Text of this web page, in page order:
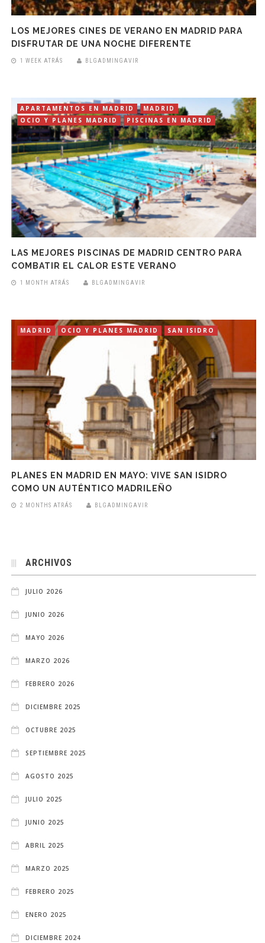
LOS MEJORES CINES DE VERANO EN MADRID PARA
DISFRUTAR DE UNA NOCHE DIFERENTE
1 WEEK ATRÁS BLGADMINGAVIR
APARTAMENTOS EN MADRID
MADRID
OCIO Y PLANES MADRID
PISCINAS EN MADRID
LAS MEJORES PISCINAS DE MADRID CENTRO PARA
COMBATIR EL CALOR ESTE VERANO
1 MONTH ATRÁS BLGADMINGAVIR
MADRID OCIO Y PLANES MADRID SAN ISIDRO
PLANES EN MADRID EN MAYO: VIVE SAN ISIDRO
COMO UN AUTÉNTICO MADRILEÑO
2 MONTHS ATRÁS BLGADMINGAVIR
ARCHIVOS
JULIO 2026
JUNIO 2026
MAYO 2026
MARZO 2026
FEBRERO 2026
DICIEMBRE 2025
OCTUBRE 2025
SEPTIEMBRE 2025
AGOSTO 2025
JULIO 2025
JUNIO 2025
ABRIL 2025
MARZO 2025
FEBRERO 2025
ENERO 2025
DICIEMBRE 2024